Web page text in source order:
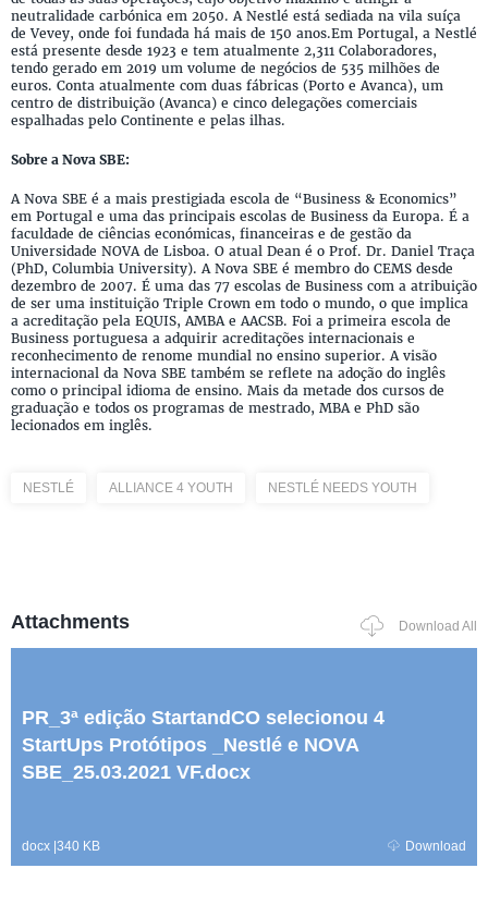
neutralidade carbónica em 2050. A Nestlé está sediada na vila suíça
de Vevey, onde foi fundada há mais de 150 anos.Em Portugal, a Nestlé
está presente desde 1923 e tem atualmente 2,311 Colaboradores,
tendo gerado em 2019 um volume de negócios de 535 milhões de
euros. Conta atualmente com duas fábricas (Porto e Avanca), um
centro de distribuição (Avanca) e cinco delegações comerciais
espalhadas pelo Continente e pelas ilhas.
Sobre a Nova SBE:
A Nova SBE é a mais prestigiada escola de “Business & Economics”
em Portugal e uma das principais escolas de Business da Europa. É a
faculdade de ciências económicas, financeiras e de gestão da
Universidade NOVA de Lisboa. O atual Dean é o Prof. Dr. Daniel Traça
(PhD, Columbia University). A Nova SBE é membro do CEMS desde
dezembro de 2007. É uma das 77 escolas de Business com a atribuição
de ser uma instituição Triple Crown em todo o mundo, o que implica
a acreditação pela EQUIS, AMBA e AACSB. Foi a primeira escola de
Business portuguesa a adquirir acreditações internacionais e
reconhecimento de renome mundial no ensino superior. A visão
internacional da Nova SBE também se reflete na adoção do inglês
como o principal idioma de ensino. Mais da metade dos cursos de
graduação e todos os programas de mestrado, MBA e PhD são
lecionados em inglês.
NESTLÉ ALLIANCE 4 YOUTH NESTLÉ NEEDS YOUTH
Attachments Download All
PR_3ª edição StartandCO selecionou 4
StartUps Protótipos _Nestlé e NOVA
SBE_25.03.2021 VF.docx
docx |340 KB Download